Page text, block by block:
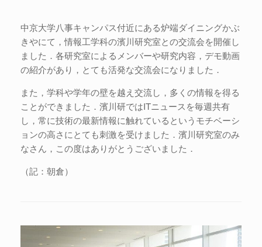
中京大学八事キャンパス付近にある炉端ダイニングかぶ
きやにて，情報工学科の濱川研究室との交流会を開催し
ました．各研究室によるメンバーや研究内容，デモ動画
の紹介があり，とても活発な交流会になりました．
また，学科や学年の壁を越え交流し，多くの情報を得る
ことができました．濱川研ではITニュースを毎週共有
し，常に技術の最新情報に触れているというモチベーシ
ョンの高さにとても刺激を受けました．濱川研究室のみ
なさん，この度はありがとうございました．
（記：朝倉）